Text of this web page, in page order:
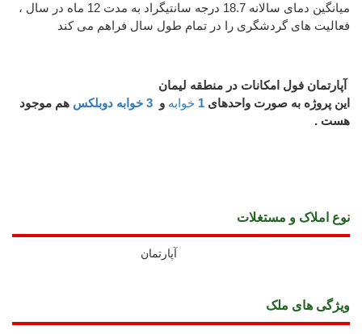
میانگین دمای سالانه 18.7 درجه سانتیگراد به مدت 12 ماه در سال ،
فعالیت های گردشگری را در تمام طول سال فراهم می کند
این پروژه به صورت واحدهای 1 خوابه و 3 خوابه دوبلکس
هم موجود
هست .
نوع املاک و مستغلات
آپارتمان
ويژگی های ملک